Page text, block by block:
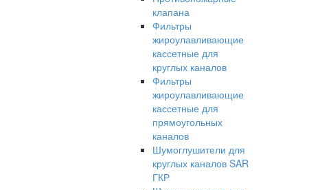
клапана
Фильтры
жироулавливающие
кассетные для
круглых каналов
Фильтры
жироулавливающие
кассетные для
прямоугольных
каналов
Шумоглушители для
круглых каналов SAR
ГКР